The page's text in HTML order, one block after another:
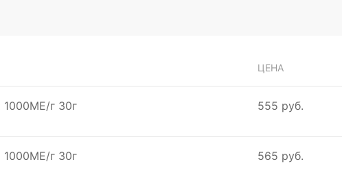
ЦЕНА
1000МЕ/г 30г 555 руб.
1000МЕ/г 30г 565 руб.